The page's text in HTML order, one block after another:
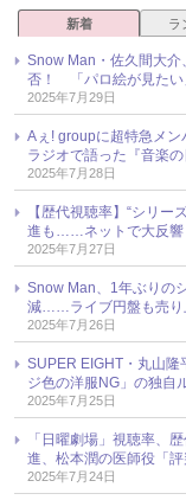
新着 ラ
Snow Man・佐久間大
否！ 「パロ絵が見たい
2025年7月29日
Aぇ! groupに超特急メ
ラジオで語った『音楽
2025年7月28日
【歴代視聴率】“シリ
進も……ネットで大反響
2025年7月27日
Snow Man、1年ぶりの
減……ライブ円盤も売り
2025年7月26日
SUPER EIGHT・丸山隆
ジ色の洋服NG」の独自
2025年7月25日
「日曜劇場」視聴率、
進、松本潤の医師役「評
2025年7月24日